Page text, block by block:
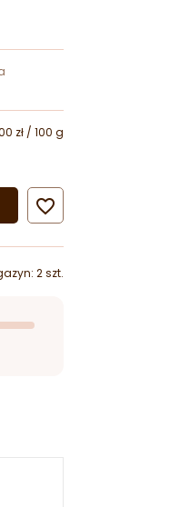
zł / 100 g

2 szt.